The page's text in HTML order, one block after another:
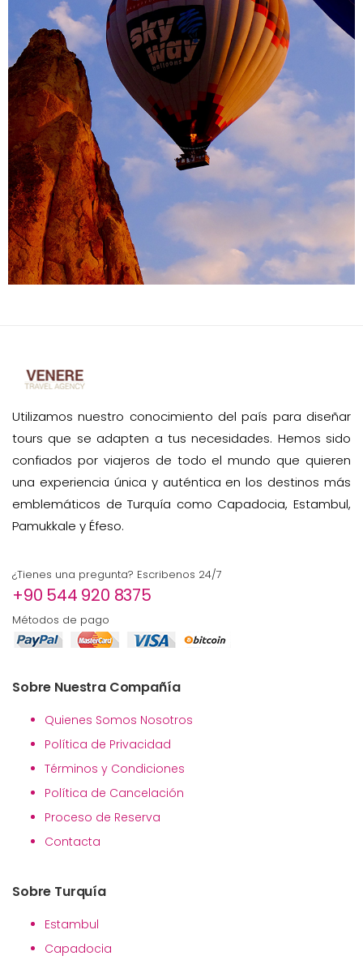
Utilizamos nuestro conocimiento del país para diseñar
tours que se adapten a tus necesidades. Hemos sido
confiados por viajeros de todo el mundo que quieren
una experiencia única y auténtica en los destinos más
emblemáticos de Turquía como Capadocia, Estambul,
Pamukkale y Éfeso.
¿Tienes una pregunta? Escribenos 24/7
+90 544 920 8375
Métodos de pago
Sobre Nuestra Compañía
Quienes Somos Nosotros
Política de Privacidad
Términos y Condiciones
Política de Cancelación
Proceso de Reserva
Contacta
Sobre Turquía
Estambul
Capadocia